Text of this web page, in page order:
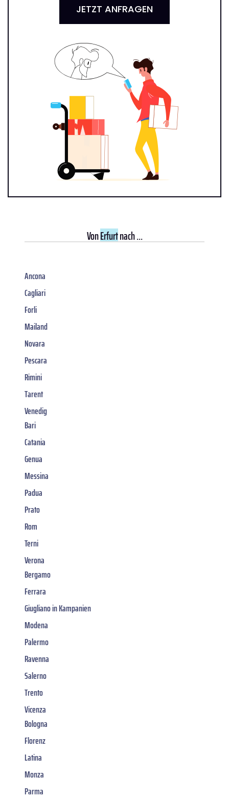
JETZT ANFRAGEN
VonErfurtnach ...
Ancona
Cagliari
Forli
Mailand
Novara
Pescara
Rimini
Tarent
Venedig
Bari
Catania
Genua
Messina
Padua
Prato
Rom
Terni
Verona
Bergamo
Ferrara
Giugliano in Kampanien
Modena
Palermo
Ravenna
Salerno
Trento
Vicenza
Bologna
Florenz
Latina
Monza
Parma